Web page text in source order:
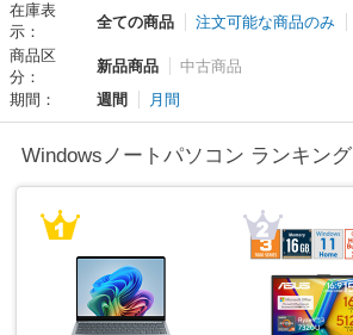
在庫表
示：
全ての商品 注文可能な商品のみ
商品区
分：
新品商品
中古商品
期間：
週間 月間
Windowsノートパソコン ランキング